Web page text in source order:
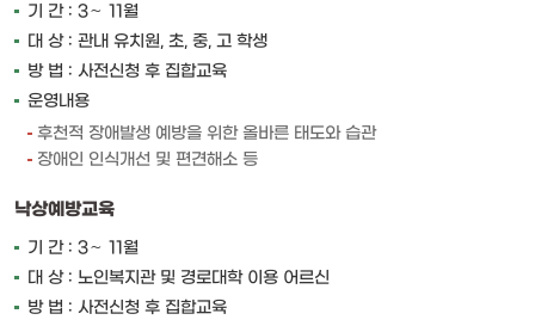
기 간 : 3∼ 11월
대 상 : 관내 유치원, 초, 중, 고 학생
방 법 : 사전신청 후 집합교육
운영내용
후천적 장애발생 예방을 위한 올바른 태도와 습관
장애인 인식개선 및 편견해소 등
낙상예방교육
기 간 : 3∼ 11월
대 상 : 노인복지관 및 경로대학 이용 어르신
방 법 : 사전신청 후 집합교육